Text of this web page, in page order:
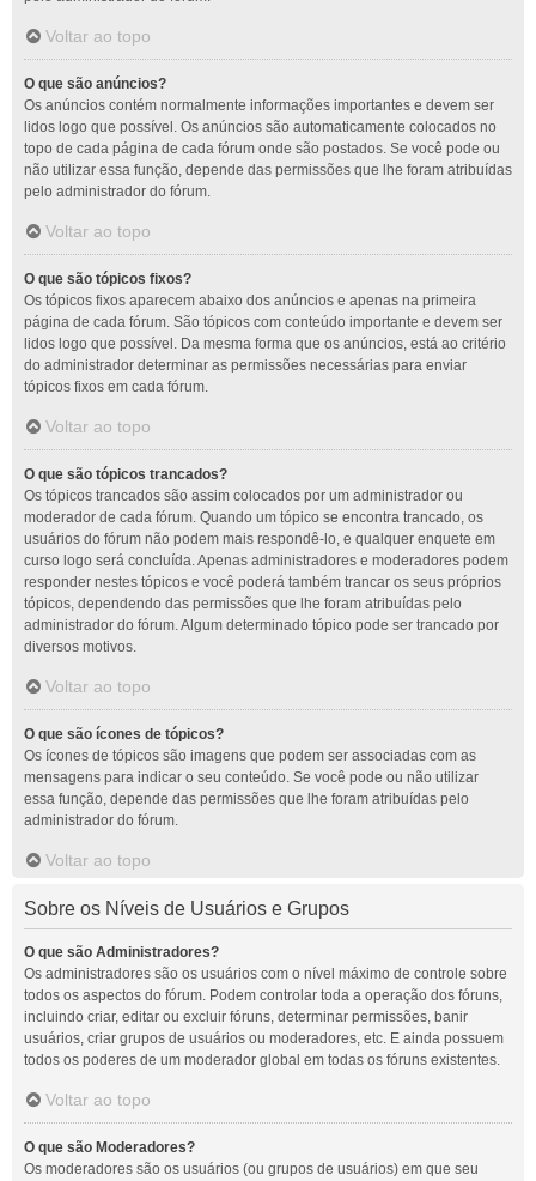
Voltar ao topo
O que são anúncios?
Os anúncios contém normalmente informações importantes e devem ser
lidos logo que possível. Os anúncios são automaticamente colocados no
topo de cada página de cada fórum onde são postados. Se você pode ou
não utilizar essa função, depende das permissões que lhe foram atribuídas
pelo administrador do fórum.
Voltar ao topo
O que são tópicos fixos?
Os tópicos fixos aparecem abaixo dos anúncios e apenas na primeira
página de cada fórum. São tópicos com conteúdo importante e devem ser
lidos logo que possível. Da mesma forma que os anúncios, está ao critério
do administrador determinar as permissões necessárias para enviar
tópicos fixos em cada fórum.
Voltar ao topo
O que são tópicos trancados?
Os tópicos trancados são assim colocados por um administrador ou
moderador de cada fórum. Quando um tópico se encontra trancado, os
usuários do fórum não podem mais respondê-lo, e qualquer enquete em
curso logo será concluída. Apenas administradores e moderadores podem
responder nestes tópicos e você poderá também trancar os seus próprios
tópicos, dependendo das permissões que lhe foram atribuídas pelo
administrador do fórum. Algum determinado tópico pode ser trancado por
diversos motivos.
Voltar ao topo
O que são ícones de tópicos?
Os ícones de tópicos são imagens que podem ser associadas com as
mensagens para indicar o seu conteúdo. Se você pode ou não utilizar
essa função, depende das permissões que lhe foram atribuídas pelo
administrador do fórum.
Voltar ao topo
Sobre os Níveis de Usuários e Grupos
O que são Administradores?
Os administradores são os usuários com o nível máximo de controle sobre
todos os aspectos do fórum. Podem controlar toda a operação dos fóruns,
incluindo criar, editar ou excluir fóruns, determinar permissões, banir
usuários, criar grupos de usuários ou moderadores, etc. E ainda possuem
todos os poderes de um moderador global em todas os fóruns existentes.
Voltar ao topo
O que são Moderadores?
Os moderadores são os usuários (ou grupos de usuários) em que seu